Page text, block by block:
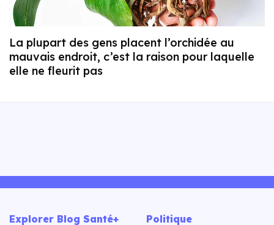
La plupart des gens placent l’orchidée au
mauvais endroit, c’est la raison pour laquelle
elle ne fleurit pas
Explorer Blog Santé+ Politique